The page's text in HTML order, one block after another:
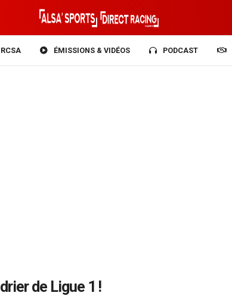
ÉMISSIONS & VIDÉOS PODCAST
de Ligue 1 !